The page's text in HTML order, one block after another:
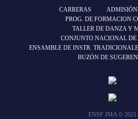
CARRERAS ADMISIÓN
PROG. DE FORMACION
TALLER DE DANZA Y
CONJUNTO NACIONAL DE
ENSAMBLE DE INSTR.
BUZÓN DE
ENSF JMA © 2021